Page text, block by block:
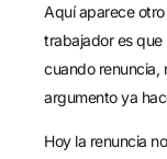
Aquí aparece
trabajador es que
cuando renuncia,
argumento ya
Hoy la renuncia